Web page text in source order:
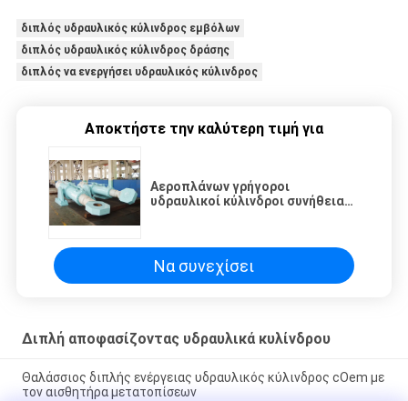
διπλός υδραυλικός κύλινδρος εμβόλων
διπλός υδραυλικός κύλινδρος δράσης
διπλός να ενεργήσει υδραυλικός κύλινδρος
Αποκτήστε την καλύτερη τιμή για
Αεροπλάνων γρήγοροι
υδραυλικοί κύλινδροι συνήθειας
Να συνεχίσει
Διπλή αποφασίζοντας υδραυλικά κυλίνδρου
Θαλάσσιος διπλής ενέργειας υδραυλικός κύλινδρος cOem με
τον αισθητήρα μετατοπίσεων